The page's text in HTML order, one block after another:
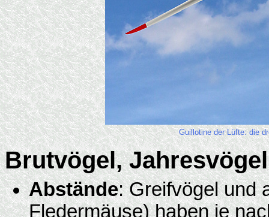
Guillotine der Lüfte: die
Brutvögel, Jahresvögel
Abstände: Greifvögel und
Fledermäuse) haben je